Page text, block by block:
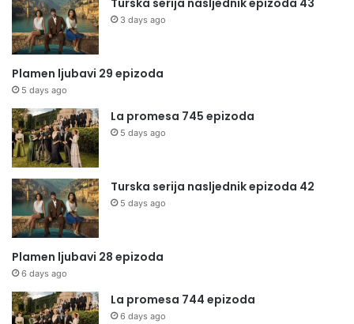
Turska serija nasljednik epizoda 43
3 days ago
Plamen ljubavi 29 epizoda
5 days ago
La promesa 745 epizoda
5 days ago
Turska serija nasljednik epizoda 42
5 days ago
Plamen ljubavi 28 epizoda
6 days ago
La promesa 744 epizoda
6 days ago